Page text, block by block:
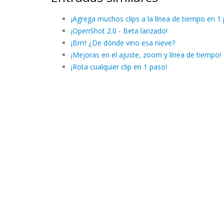
¡Agrega muchos clips a la línea de tiempo en 1
¡OpenShot 2.0 - Beta lanzado!
¡Brrr! ¿De dónde vino esa nieve?
¡Mejoras en el ajuste, zoom y línea de tiempo!
¡Rota cualquier clip en 1 paso!